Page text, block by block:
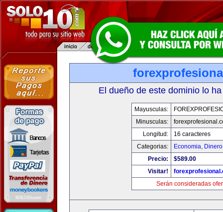
El dueño de este dominio lo
Mayusculas:
Minusculas:
Longitud:
16 caracteres
Categorias:
Economia,
Precio:
$589.00
Visitar!
Serán consideradas